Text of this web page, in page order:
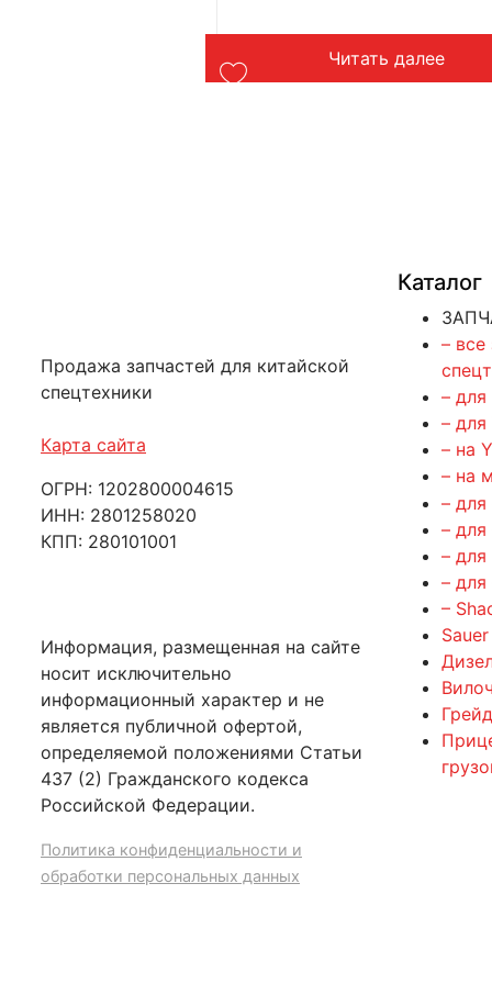
Читать далее
Продажа запчастей для китайской
спецтехники
Карта сайта
ОГРН: 1202800004615
ИНН: 2801258020
КПП: 280101001
Информация, размещенная на сайте
носит исключительно
информационный характер и не
является публичной офертой,
определяемой положениями Статьи
437 (2) Гражданского кодекса
Российской Федерации.
Политика конфиденциальности и
обработки персональных данных
Каталог
– все
– для
–
– на
– на
–
–
– для
–
–